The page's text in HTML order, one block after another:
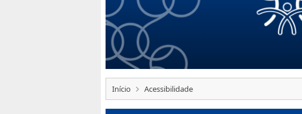
Início Acessibilidade